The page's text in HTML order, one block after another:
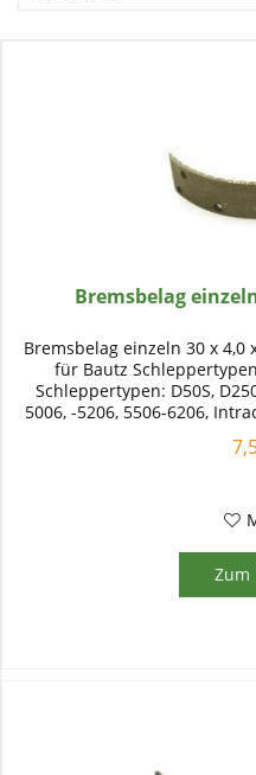
Bremsbelag
Bremsbelag einzeln 30 x 4,0
für Bautz
Schleppertypen: D50S,
5006, -5206, 5506-6206,
Zum